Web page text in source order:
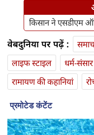
किसान ने एसडीएम
वेबदुनिया पर पढ़ें :
लाइफ स्‍टाइल
धर्म-संसार
रामायण की कहानियां